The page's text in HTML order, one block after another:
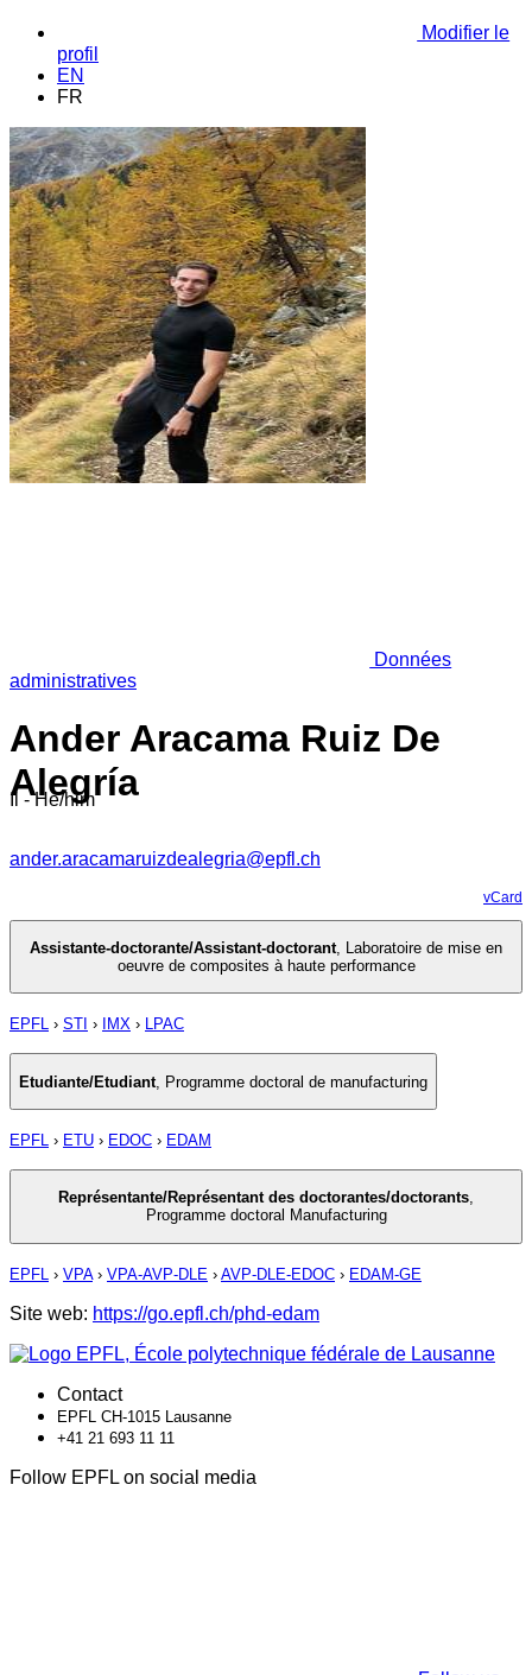
Modifier le
profil
EN
FR
Données
administratives
Ander Aracama Ruiz De
Alegría
Il - He/him
ander.aracamaruizdealegria@epfl.ch
vCard
Assistante-doctorante/Assistant-doctorant
Laboratoire de mise en
oeuvre de composites à haute performance
EPFL › STI › IMX › LPAC
Etudiante/Etudiant Programme doctoral de manufacturing
EPFL › ETU › EDOC › EDAM
Représentante/Représentant des doctorantes/doctorants,
Programme doctoral Manufacturing
EPFL › VPA› VPA-AVP-DLE › AVP-DLE-EDOC › EDAM-GE
Site web: https://go.epfl.ch/phd-edam
Contact
EPFL CH-1015 Lausanne
+41 21 693 11 11
Follow EPFL on social media